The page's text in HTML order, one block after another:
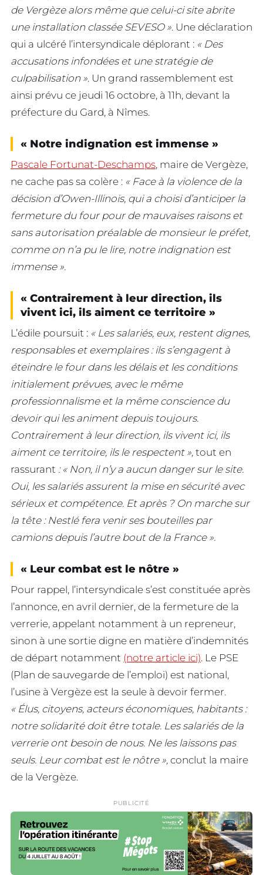
de Vergèze alors même que celui-ci site abrite
une installation classée SEVESO ». Une déclaration
qui a ulcéré l’intersyndicale déplorant : « Des
accusations infondées et une stratégie de
culpabilisation ». Un grand rassemblement est
ainsi prévu ce jeudi 16 octobre, à 11h, devant la
préfecture du Gard, à Nîmes.
« Notre indignation est immense »
Pascale Fortunat-Deschamps, maire de Vergèze,
ne cache pas sa colère : « Face à la violence de la
décision d’Owen-Illinois, qui a choisi d’anticiper la
fermeture du four pour de mauvaises raisons et
sans autorisation préalable de monsieur le préfet,
comme on n’a pu le lire, notre indignation est
immense ».
« Contrairement à leur direction, ils
vivent ici, ils aiment ce territoire »
L’édile poursuit : « Les salariés, eux, restent dignes,
responsables et exemplaires : ils s’engagent à
éteindre le four dans les délais et les conditions
initialement prévues, avec le même
professionnalisme et la même conscience du
devoir qui les animent depuis toujours.
Contrairement à leur direction, ils vivent ici, ils
aiment ce territoire, ils le respectent », tout en
rassurant : « Non, il n’y a aucun danger sur le site.
Oui, les salariés assurent la mise en sécurité avec
sérieux et compétence. Et après ? On marche sur
la tête : Nestlé fera venir ses bouteilles par
camions depuis l’autre bout de la France ».
« Leur combat est le nôtre »
Pour rappel, l’intersyndicale s’est constituée après
l’annonce, en avril dernier, de la fermeture de la
verrerie, appelant notamment à un repreneur,
sinon à une sortie digne en matière d’indemnités
de départ notamment (notre article ici). Le PSE
(Plan de sauvegarde de l’emploi) est national,
l’usine à Vergèze est la seule à devoir fermer.
« Élus, citoyens, acteurs économiques, habitants :
notre solidarité doit être totale. Les salariés de la
verrerie ont besoin de nous. Ne les laissons pas
seuls. Leur combat est le nôtre », conclut la maire
de la Vergèze.
PUBLICITÉ